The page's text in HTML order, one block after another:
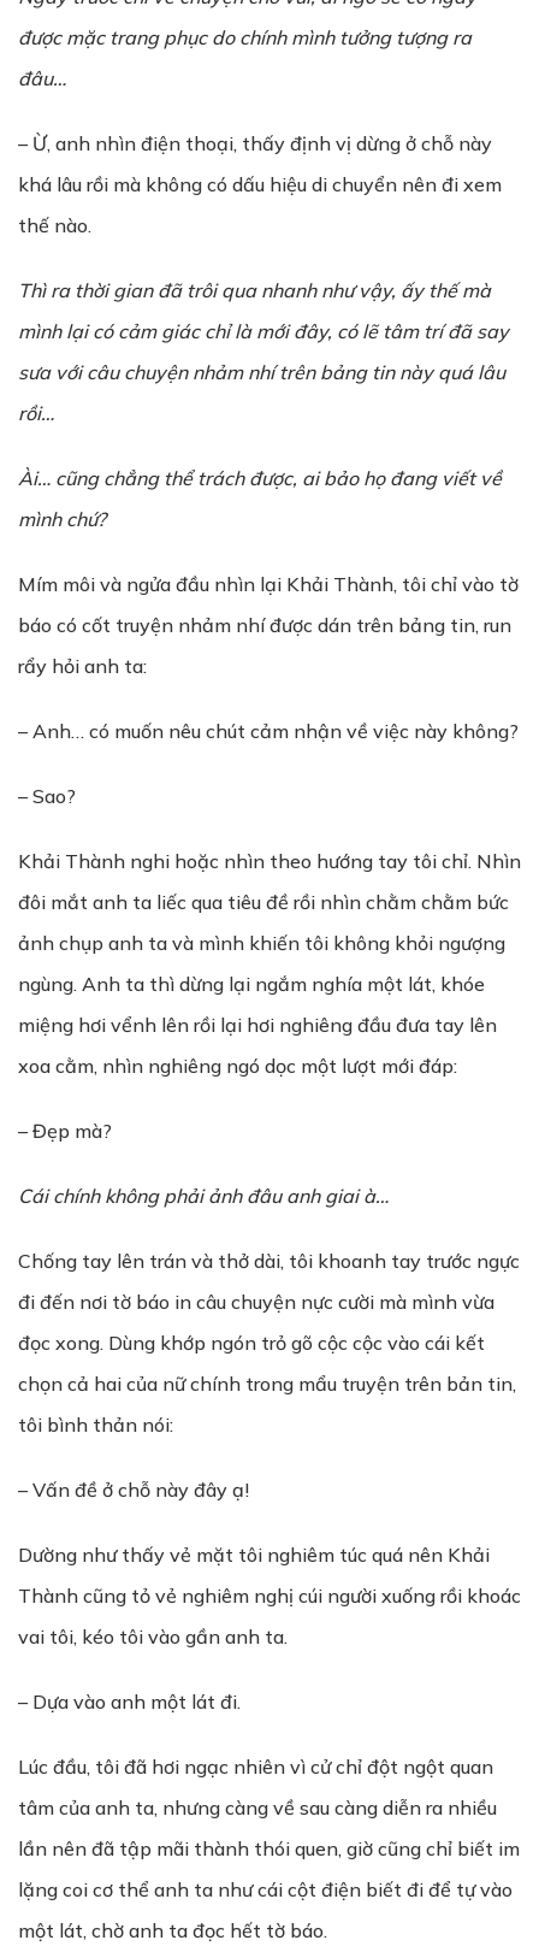
được mặc trang phục do chính mình tưởng tượng ra
đâu…
– Ừ, anh nhìn điện thoại, thấy định vị dừng ở chỗ này
khá lâu rồi mà không có dấu hiệu di chuyển nên đi xem
thế nào.
Thì ra thời gian đãtrôi qua nhanh nhưvậy, ấy thếmà
mình lại có cảm giác chỉlà mới đây, có lẽtâm trí đã say
sưa với câu chuyện nhảm nhí trên bảng tin này quá lâu
rồi…
Ài… cũng chẳng thểtrách được, ai bảo họđang viết về
mình chứ?
Mím môi và ngửa đầu nhìn lại Khải Thành, tôi chỉ vào tờ
báo có cốt truyện nhảm nhí được dán trên bảng tin, run
rẩy hỏi anh ta:
– Anh… có muốn nêu chút cảm nhận về việc này không?
– Sao?
Khải Thành nghi hoặc nhìn theo hướng tay tôi chỉ. Nhìn
đôi mắt anh ta liếc qua tiêu đề rồi nhìn chằm chằm bức
ảnh chụp anh ta và mình khiến tôi không khỏi ngượng
ngùng. Anh ta thì dừng lại ngắm nghía một lát, khóe
miệng hơi vểnh lên rồi lại hơi nghiêng đầu đưa tay lên
xoa cằm, nhìn nghiêng ngó dọc một lượt mới đáp:
– Đẹp mà?
Cái chính không phảiảnh đâu anh giai à…
Chống tay lên trán và thở dài, tôi khoanh tay trước ngực
đi đến nơi tờ báo in câu chuyện nực cười mà mình vừa
đọc xong. Dùng khớp ngón trỏ gõ cộc cộc vào cái kết
chọn cả hai của nữ chính trong mẩu truyện trên bản tin,
tôi bình thản nói:
– Vấn đề ở chỗ này đây ạ!
Dường như thấy vẻ mặt tôi nghiêm túc quá nên Khải
Thành cũng tỏ vẻ nghiêm nghị cúi người xuống rồi khoác
vai tôi, kéo tôi vào gần anh ta.
– Dựa vào anh một lát đi.
Lúc đầu, tôi đã hơi ngạc nhiên vì cử chỉ đột ngột quan
tâm của anh ta, nhưng càng về sau càng diễn ra nhiều
lần nên đã tập mãi thành thói quen, giờ cũng chỉ biết im
lặng coi cơ thể anh ta như cái cột điện biết đi để tự vào
một lát, chờ anh ta đọc hết tờ báo.